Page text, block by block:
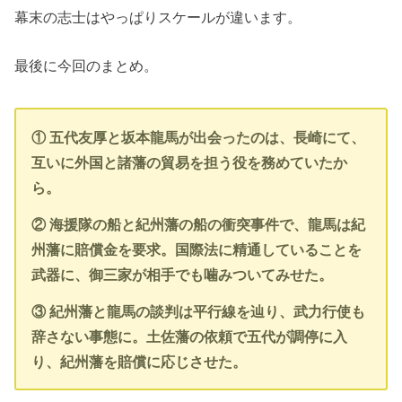
幕末の志士はやっぱりスケールが違います。
最後に今回のまとめ。
① 五代友厚と坂本龍馬が出会ったのは、長崎にて、
互いに外国と諸藩の貿易を担う役を務めていたか
ら。
② 海援隊の船と紀州藩の船の衝突事件で、龍馬は紀
州藩に賠償金を要求。国際法に精通していることを
武器に、御三家が相手でも噛みついてみせた。
③ 紀州藩と龍馬の談判は平行線を辿り、武力行使も
辞さない事態に。土佐藩の依頼で五代が調停に入
り、紀州藩を賠償に応じさせた。